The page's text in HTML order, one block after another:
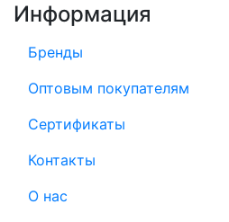
Информация
Бренды
Оптовым покупателям
Сертификаты
Контакты
О нас